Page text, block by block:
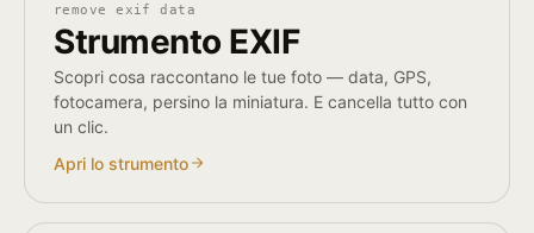
remove exif data
Strumento EXIF
Scopri cosa raccontano le tue foto — data, GPS,
fotocamera, persino la miniatura. E cancella tutto con
un clic.
Apri lo strumento